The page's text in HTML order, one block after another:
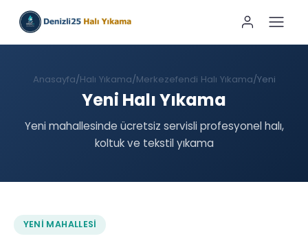
Anasayfa Halı Yıkama Merkezefendi Halı Yıkama Yeni
Yeni Halı Yıkama
Yeni mahallesinde ücretsiz servisli profesyonel halı,
koltuk ve tekstil yıkama
YENI MAHALLESI